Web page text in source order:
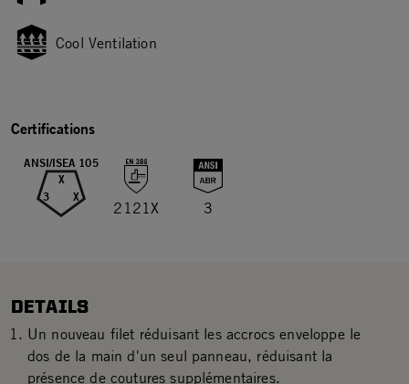
Cool Ventilation
Certifications
ANSI/ISEA 105
X
3 X
2121X 3
DETAILS
Un nouveau filet réduisant les accrocs enveloppe le
dos de la main d'un seul panneau, réduisant la
présence de coutures supplémentaires.